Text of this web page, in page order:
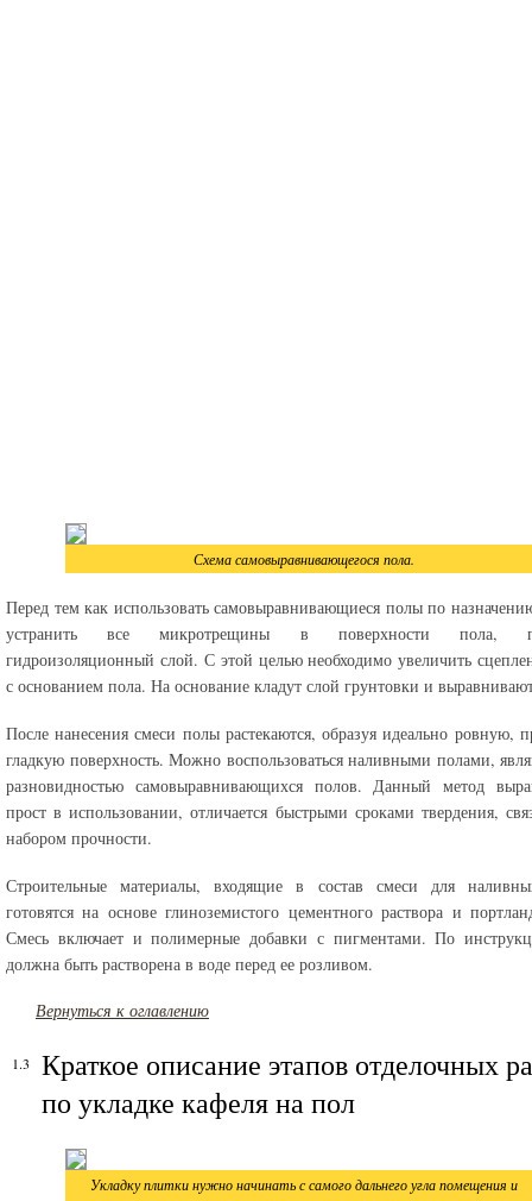
Схема самовыравнивающегося пола.
Перед тем как использовать самовыравнивающиеся полы по
устранить все микротрещины в поверхности пола,
гидроизоляционный слой. С этой целью необходимо увеличить
с основанием пола. На основание кладут слой грунтовки и
После нанесения смеси полы растекаются, образуя идеально ровную,
гладкую поверхность. Можно воспользоваться наливными полами,
разновидностью самовыравнивающихся полов. Данный метод
прост в использовании, отличается быстрыми сроками твердения,
набором прочности.
Строительные материалы, входящие в состав смеси для
готовятся на основе глиноземистого цементного раствора и
Смесь включает и полимерные добавки с пигментами. По
должна быть растворена в воде перед ее розливом.
Вернуться к оглавлению
Краткое описание этапов отделочных
по укладке кафеля на пол
Укладку плитки нужно начинать с самого дальнего угла помещения и